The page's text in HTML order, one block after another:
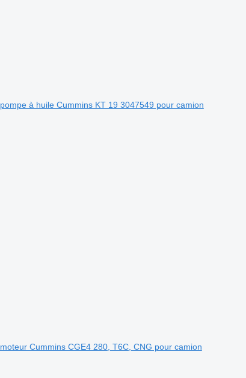
pompe à huile Cummins KT 19 3047549 pour camion
moteur Cummins CGE4 280, T6C, CNG pour camion